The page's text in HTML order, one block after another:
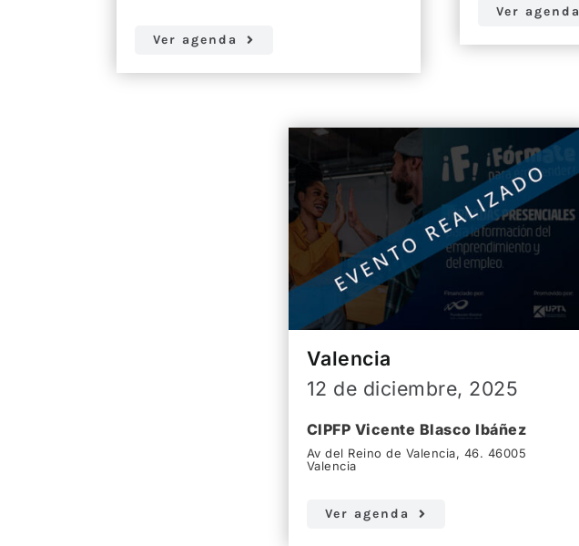
Ver agenda
Ver agenda
Valencia
12 de diciembre, 2025
CIPFP Vicente Blasco Ibáñez
Av del Reino de Valencia, 46. 46005
Valencia
Ver agenda